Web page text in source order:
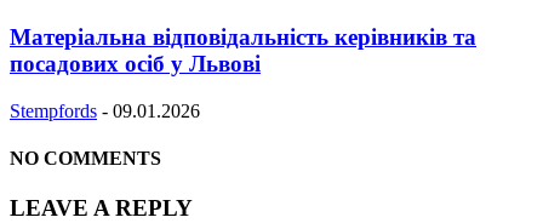
Матеріальна відповідальність керівників та
посадових осіб у Львові
Stempfords - 09.01.2026
NO COMMENTS
LEAVE A REPLY